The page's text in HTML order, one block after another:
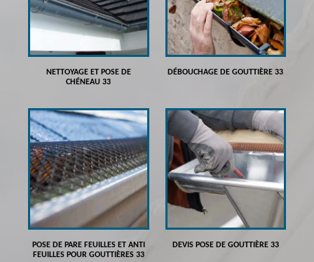
NETTOYAGE ET POSE DE
CHÉNEAU 33
DÉBOUCHAGE DE GOUTTIÈRE 33
POSE DE PARE FEUILLES ET ANTI
FEUILLES POUR GOUTTIÈRES 33
DEVIS POSE DE GOUTTIÈRE 33